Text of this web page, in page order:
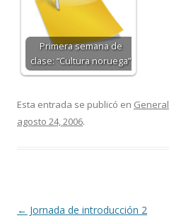
Primera semana de
clase: “Cultura noruega”
Esta entrada se publicó en General
agosto 24, 2006.
Navegación
← Jornada de introducción 2